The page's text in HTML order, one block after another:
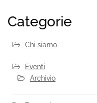
Categorie
Chi siamo
Eventi
Archivio